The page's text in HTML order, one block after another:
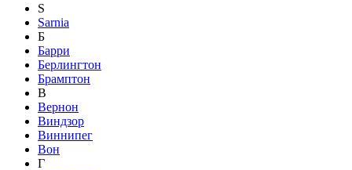
S
Sarnia
Б
Барри
Берлингтон
Брамптон
В
Вернон
Виндзор
Виннипег
Вон
Г